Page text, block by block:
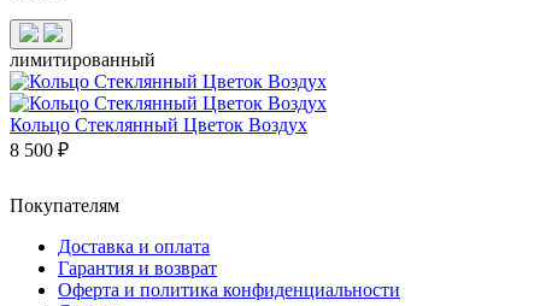
лимитированный
Кольцо Стеклянный Цветок Воздух
8 500 ₽
Покупателям
Доставка и оплата
Гарантия и возврат
Оферта и политика конфиденциальности